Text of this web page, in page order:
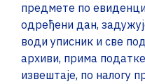
предмете по
одређени дан,
води уписник и све
архиви, прима
извештаје, по налогу